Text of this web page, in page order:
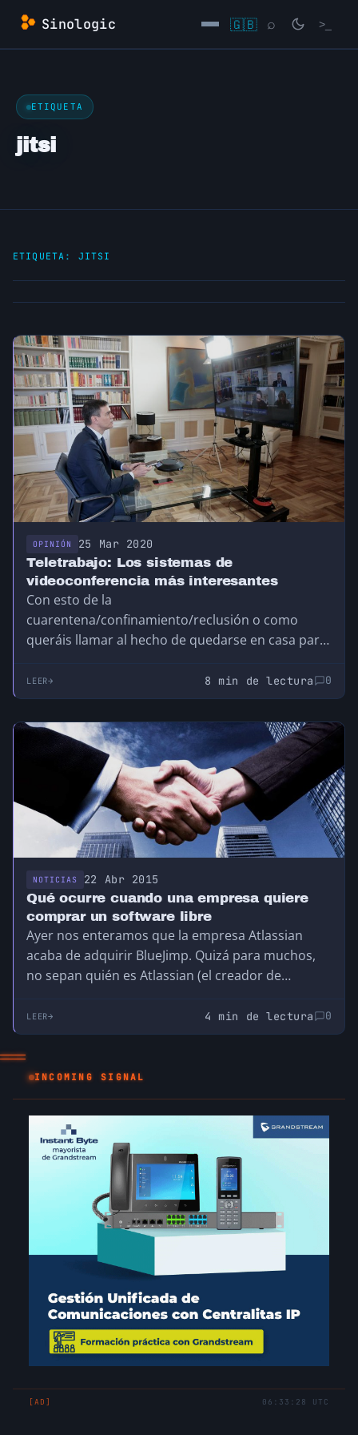
Saltar
contenido
Sinologic 🇬🇧 ⌕ >_
ETIQUETA
jitsi
ETIQUETA: JITSI
OPINIÓN 25 Mar 2020
Teletrabajo: Los sistemas de
videoconferencia más interesantes
Con esto de la
cuarentena/confinamiento/reclusión o como
queráis llamar al hecho de quedarse en casa para
LEER 8 min de lectura 0
NOTICIAS 22 Abr 2015
Qué ocurre cuando una empresa quiere
comprar un software libre
Ayer nos enteramos que la empresa Atlassian
acaba de adquirir BlueJimp. Quizá para muchos,
no sepan quién es Atlassian (el creador de
LEER 4 min de lectura 0
INCOMING SIGNAL
[AD] 06:33:28 UTC